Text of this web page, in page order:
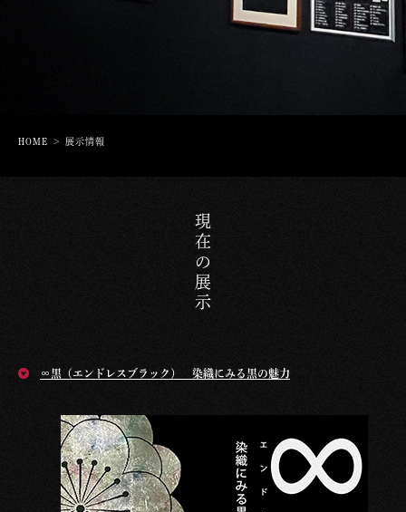
HOME 展示情報
現在の展示
∞黒（エンドレスブラック） 染織にみる黒の魅力